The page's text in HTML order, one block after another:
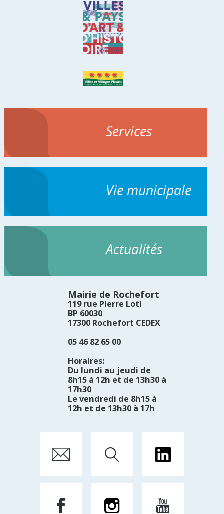
Services
Vie municipale
Actualités
Mairie de Rochefort
119 rue Pierre Loti
BP 60030
17300 Rochefort CEDEX
05 46 82 65 00
Horaires:
Du lundi au jeudi de
8h15 à 12h et de 13h30 à
17h30
Le vendredi de 8h15 à
12h et de 13h30 à 17h